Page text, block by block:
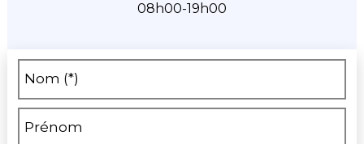
08h00-19h00
Nom (*)
Prénom